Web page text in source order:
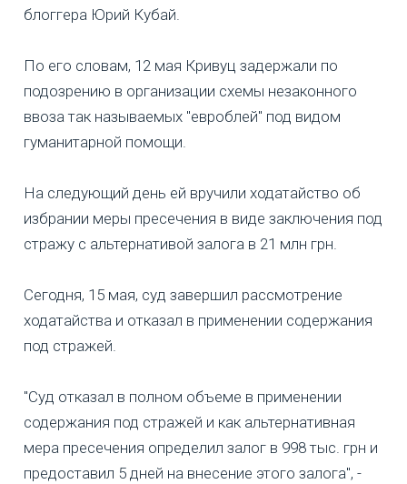
блоггера Юрий Кубай.
По его словам, 12 мая Кривуц задержали по
подозрению в организации схемы незаконного
ввоза так называемых "евроблей" под видом
гуманитарной помощи.
На следующий день ей вручили ходатайство об
избрании меры пресечения в виде заключения под
стражу с альтернативой залога в 21 млн грн.
Сегодня, 15 мая, суд завершил рассмотрение
ходатайства и отказал в применении содержания
под стражей.
"Суд отказал в полном объеме в применении
содержания под стражей и как альтернативная
мера пресечения определил залог в 998 тыс. грн и
предоставил 5 дней на внесение этого залога", -